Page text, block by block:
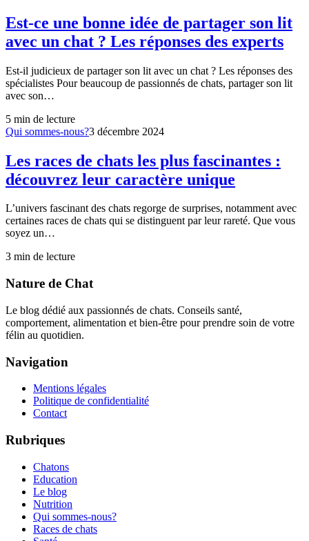
Est-ce une bonne idée de partager son lit
avec un chat ? Les réponses des experts
Est-il judicieux de partager son lit avec un chat ? Les réponses des
spécialistes Pour beaucoup de passionnés de chats, partager son lit
avec son…
5 min de lecture
Qui sommes-nous?3 décembre 2024
Les races de chats les plus fascinantes :
découvrez leur caractère unique
L’univers fascinant des chats regorge de surprises, notamment avec
certaines races de chats qui se distinguent par leur rareté. Que vous
soyez un…
3 min de lecture
Nature de Chat
Le blog dédié aux passionnés de chats. Conseils santé,
comportement, alimentation et bien-être pour prendre soin de votre
félin au quotidien.
Navigation
Mentions légales
Politique de confidentialité
Contact
Rubriques
Chatons
Education
Le blog
Nutrition
Qui sommes-nous?
Races de chats